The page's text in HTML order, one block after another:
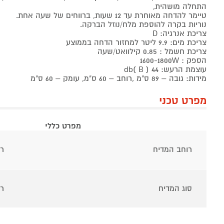
התחלה מושהית,
טיימר להדחה מאוחרת עד 12 שעות, ברווחים של שעה אחת.
נוריות בקרה להוספת מלח/נוזל הברקה.
צריכת אנרגיה: D
צריכת מים: 9.9 ליטר למחזור הדחה בממוצע
צריכת חשמל : 0.85 קילוואט/שעה
הספק : 1600-1800W
עוצמת הרעש: 44 db( B )
מידות: גובה – 89 ס"מ ,רוחב – 60 ס"מ, עומק – 60 ס"מ
מפרט טכני
מפרט כללי
רוחב המדיח
סוג המדיח